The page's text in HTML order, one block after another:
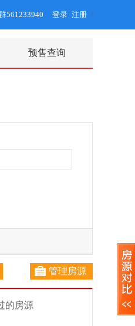
561233940 登录 /
注册
预售查询
管理房源
的房源